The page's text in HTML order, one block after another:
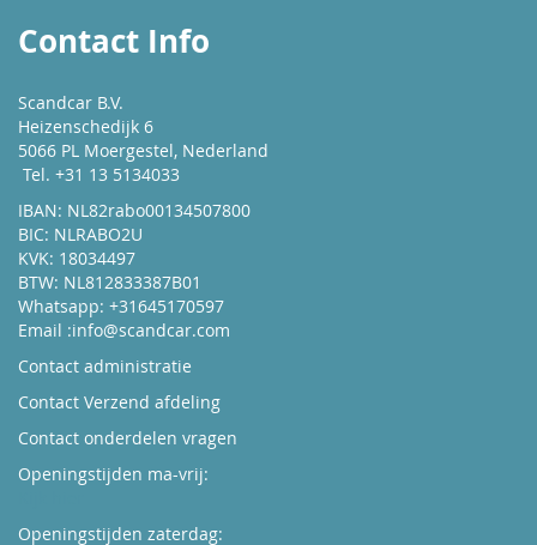
Contact Info
Scandcar B.V.
Heizenschedijk 6
5066 PL Moergestel, Nederland
Tel. +31 13 5134033
IBAN: NL82rabo00134507800
BIC: NLRABO2U
KVK: 18034497
BTW: NL812833387B01
Whatsapp: +31645170597
Email :info@scandcar.com
Contact administratie
Contact Verzend afdeling
Contact onderdelen vragen
Openingstijden ma-vrij:
Openingstijden zaterdag: